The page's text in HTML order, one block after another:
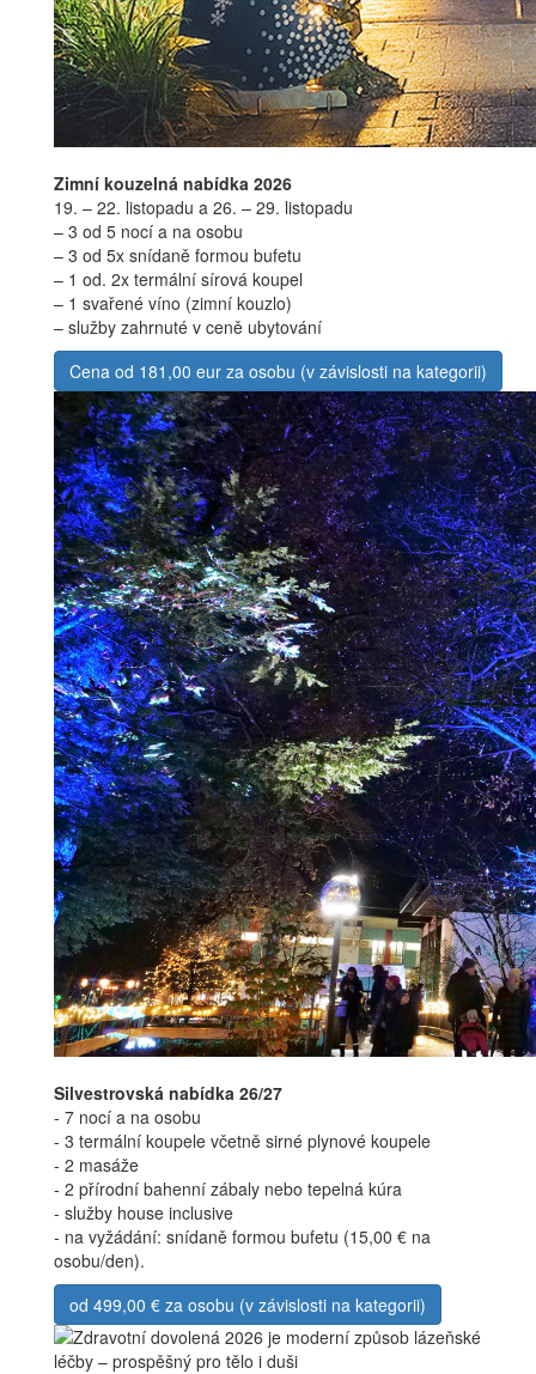
Zimní kouzelná nabídka 2026
19. – 22. listopadu a 26. – 29. listopadu
– 3 od 5 nocí a na osobu
– 3 od 5x snídaně formou bufetu
– 1 od. 2x termální sírová koupel
– 1 svařené víno (zimní kouzlo)
– služby zahrnuté v ceně ubytování
Cena od 181,00 eur za osobu (v závislosti na kategorii)
Silvestrovská nabídka 26/27
- 7 nocí a na osobu
- 3 termální koupele včetně sirné plynové koupele
- 2 masáže
- 2 přírodní bahenní zábaly nebo tepelná kúra
- služby house inclusive
- na vyžádání: snídaně formou bufetu (15,00 € na
osobu/den).
od 499,00 € za osobu (v závislosti na kategorii)